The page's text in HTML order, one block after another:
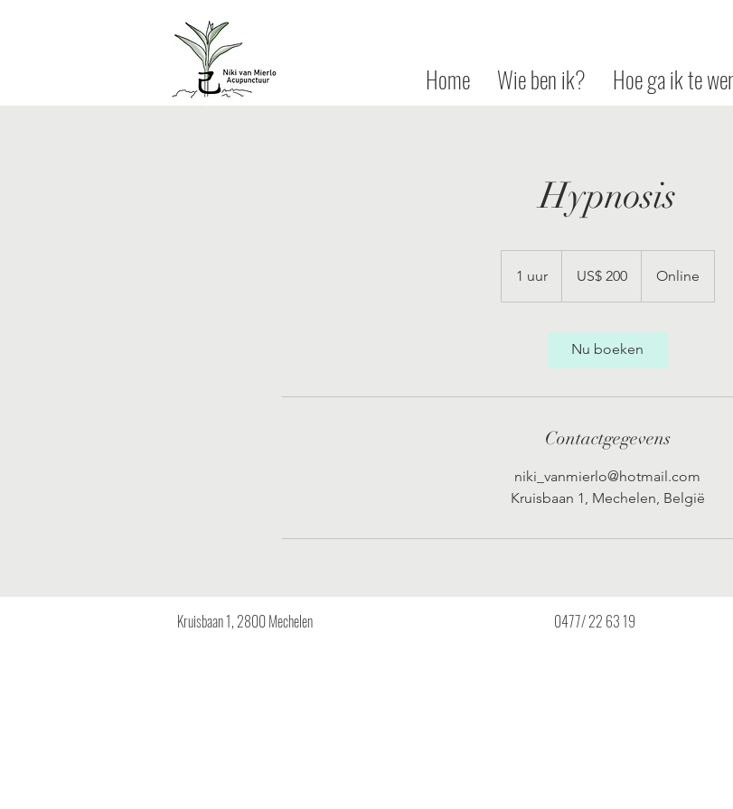
Hypnosis
1 uur1
u
dollarUS$ 200 Online
Nu boeken
Contactgegevens
niki_vanmierlo@hotmail.com
Kruisbaan 1, Mechelen, België
Home Wie ben ik? Hoe ga ik te
Kruisbaan 1, 2800 Mechelen 0477/